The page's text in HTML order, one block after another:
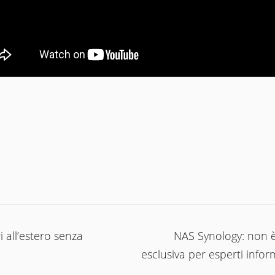
all’estero senza
NAS Synology: non
esclusiva per esperti